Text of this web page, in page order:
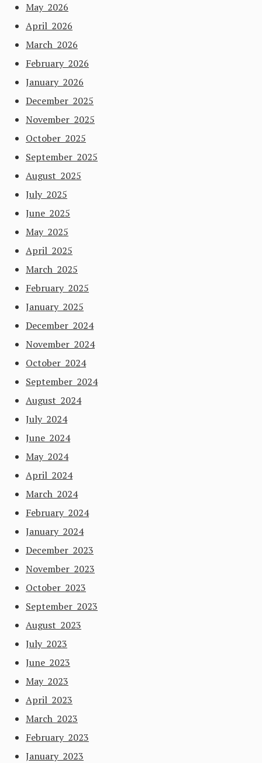
May 2026
April 2026
March 2026
February 2026
January 2026
December 2025
November 2025
October 2025
September 2025
August 2025
July 2025
June 2025
May 2025
April 2025
March 2025
February 2025
January 2025
December 2024
November 2024
October 2024
September 2024
August 2024
July 2024
June 2024
May 2024
April 2024
March 2024
February 2024
January 2024
December 2023
November 2023
October 2023
September 2023
August 2023
July 2023
June 2023
May 2023
April 2023
March 2023
February 2023
January 2023